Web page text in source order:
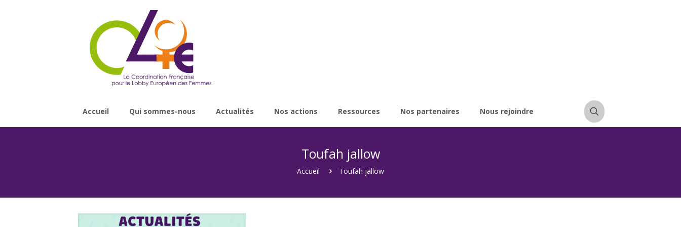
Accueil Qui sommes-nous Actualités Nos actions Ressources Nos partenaires Nous rejoindre
Toufah jallow
Accueil Toufah jallow